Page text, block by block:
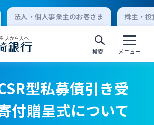
法人・個人事業主のお客さま 株主・
検索 メニュー
インターネットバンキング
型私募債引き受
付贈呈式について